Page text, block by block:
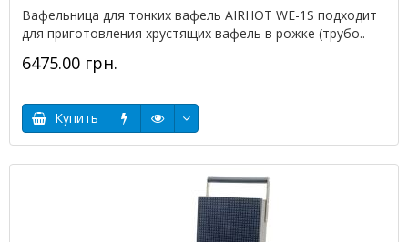
Вафельница для тонких вафель AIRHOT WE-1S подходит
для приготовления хрустящих вафель в рожке (трубо..
6475.00 грн.
Купить